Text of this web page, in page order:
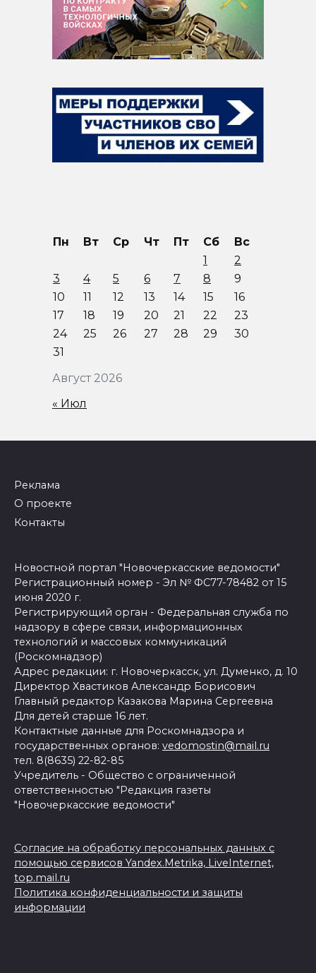
Август 2026
Пн Вт Ср Чт Пт Сб
Вс
1
2
3
4 5 6 7 8
9
10
11 12 13 14 15
16
17
18 19 20 21 22
23
24
25 26 27 28 29
30
31
« Июл
Реклама
О проекте
Контакты
Новостной портал "Новочеркасские ведомости"
Регистрационный номер - Эл № ФС77-78482 от 15
июня 2020 г.
Регистрирующий орган - Федеральная служба по
надзору в сфере связи, информационных
технологий и массовых коммуникаций
(Роскомнадзор)
Адрес редакции: г. Новочеркасск, ул. Думенко, д. 10
Директор Хвастиков Александр Борисович
Главный редактор Казакова Марина Сергеевна
Для детей старше 16 лет.
Контактные данные для Роскомнадзора и
государственных органов: vedomostin@mail.ru
тел. 8(8635) 22-82-85
Учредитель - Общество с ограниченной
ответственностью "Редакция газеты
"Новочеркасские ведомости"
Согласие на обработку персональных данных с
помощью сервисов Yandex.Metrika, LiveInternet,
top.mail.ru
Политика конфиденциальности и защиты
информации